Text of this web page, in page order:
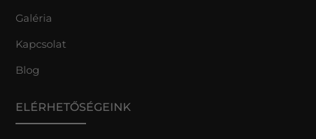
Galéria
Kapcsolat
Blog
ELÉRHETŐSÉGEINK